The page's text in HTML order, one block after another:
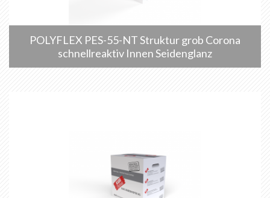
POLYFLEX PES-55-NT Struktur grob Corona
schnellreaktiv Innen Seidenglanz